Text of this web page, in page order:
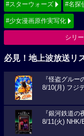
#スターウォーズ #名探
#少女漫画原作実写化
シリ
必見！地上波放送リ
『怪盗グルー
8/10(月) フジ
『銀河鉄道の
8/11(火) NHK/